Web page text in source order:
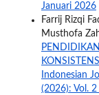
Januari 2026
Farrij Rizqi
Musthofa
Indonesian
(2026): Vol.